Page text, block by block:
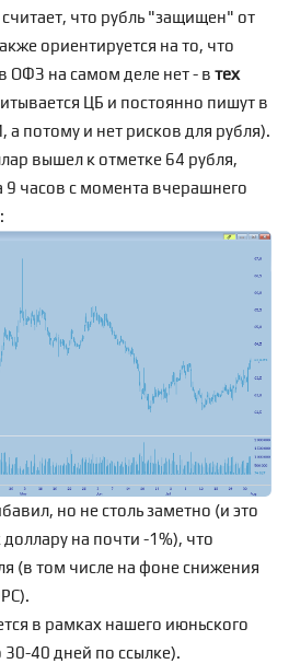
что рубль "защищен" от
ориентируется на то, что
ОФЗ на самом деле нет - в тех
ЦБ и постоянно пишут в
потому и нет рисков для рубля).
вышел к отметке 64 рубля,
9 часов с момента вчерашнего
:
но не столь заметно (и это
на почти -1%), что
(в том числе на фоне снижения
в рамках нашего июньского
30-40 дней по ссылке).